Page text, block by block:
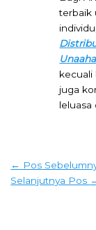
terbaik
kecuali
juga
leluasa
← Pos
Selanjutnya Pos